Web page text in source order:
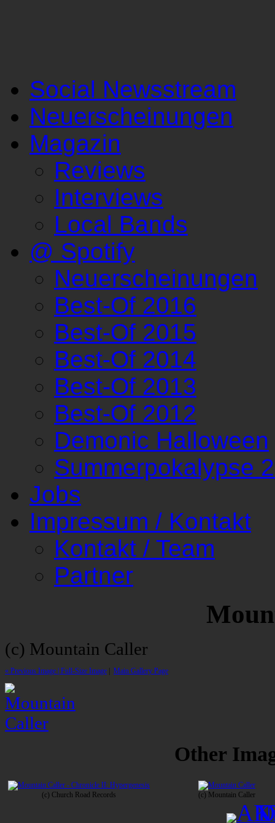
Social Newsstream
Neuerscheinungen
Magazin
Reviews
Interviews
Local Bands
@ Spotify
Neuerscheinungen
Best-Of 2016
Best-Of 2015
Best-Of 2014
Best-Of 2013
Best-Of 2012
Demonic Halloween
Summerpokalypse
Jobs
Impressum / Kontakt
Kontakt / Team
Partner
(c) Mountain Caller
« Previous Image | Full-Size Image Main Gallery Page
Other
(c) Church Road Records (c) Mountain Caller